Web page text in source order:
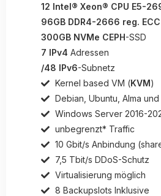
12 Intel® Xeon® CPU E5-
96GB DDR4-2666 reg.
300GB NVMe CEPH-SSD
7 IPv4 Adressen
/48 IPv6-Subnetz
Kernel based VM (KVM)
Debian, Ubuntu, Alma und
Windows Server 2016-
unbegrenzt* Traffic
10 Gbit/s Anbindung
7,5 Tbit/s DDoS-Schutz
Virtualisierung möglich
8 Backupslots Inklusive